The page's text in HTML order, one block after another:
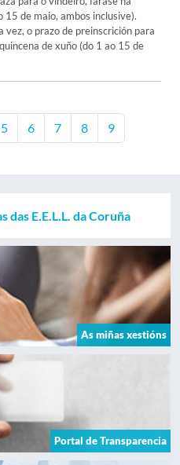
15 de maio, ambos inclusive).
vez, o prazo de preinscrición para
de xuño (do 1 ao 15 de
5 6 7 8 9
das E.E.L.L. da Coruña
As miñas xestións
Portal de Transparencia